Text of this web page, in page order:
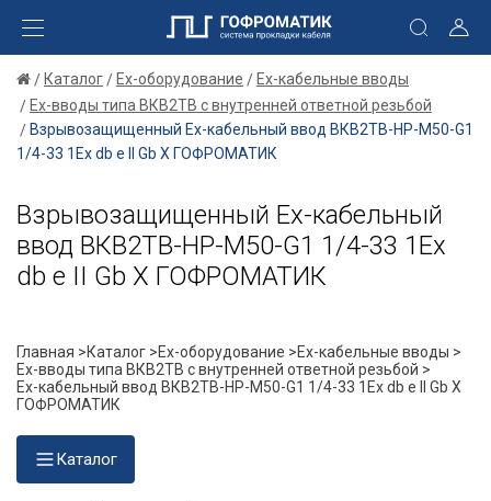
Каталог Ex-оборудование
Ex-кабельные вводы
Ex-вводы типа ВКВ2ТВ с внутренней ответной резьбой
Взрывозащищенный Ех-кабельный ввод ВКВ2ТВ-НР-М50-G1
1/4-33 1Ex db e II Gb X ГОФРОМАТИК
Взрывозащищенный Ех-кабельный
ввод ВКВ2ТВ-НР-М50-G1 1/4-33 1Ex
db e II Gb X ГОФРОМАТИК
Главная >Каталог >Ex-оборудование >Ex-кабельные вводы >
Ex-вводы типа ВКВ2ТВ с внутренней ответной резьбой >
Ех-кабельный ввод ВКВ2ТВ-НР-М50-G1 1/4-33 1Ex db e II Gb X
ГОФРОМАТИК
Каталог